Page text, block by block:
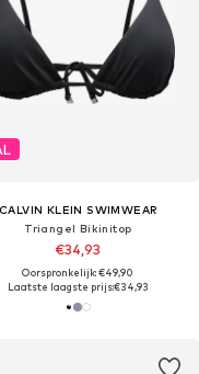
CALVIN KLEIN SWIMWEAR
Triangel Bikinitop
€34,93
Oorspronkelijk: €49,90
Laatste laagste prijs:€34,93